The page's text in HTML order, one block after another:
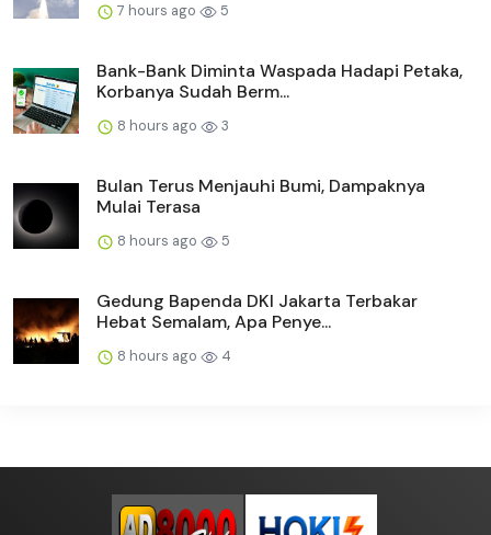
7 hours ago 5
Bank-Bank Diminta Waspada Hadapi Petaka,
Korbanya Sudah Berm...
8 hours ago 3
Bulan Terus Menjauhi Bumi, Dampaknya
Mulai Terasa
8 hours ago 5
Gedung Bapenda DKI Jakarta Terbakar
Hebat Semalam, Apa Penye...
8 hours ago 4